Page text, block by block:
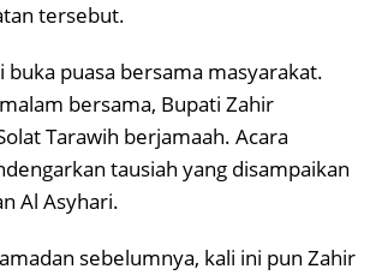
tersebut.
buka puasa bersama masyarakat.
bersama, Bupati Zahir
Tarawih berjamaah. Acara
tausiah yang disampaikan
Al Asyhari.
sebelumnya, kali ini pun Zahir